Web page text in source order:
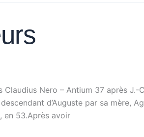
Claudius Nero – Antium 37 après
d’Auguste par sa mère,
en 53.Après avoir